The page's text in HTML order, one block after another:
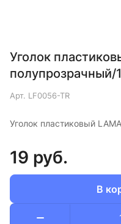
Уголок
полупрозрачный/
Арт. LF0056-TR
Уголок пластиковый
19 руб.
В